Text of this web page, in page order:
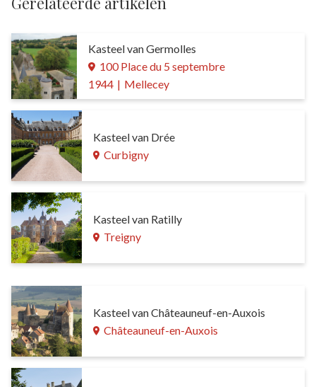
Kasteel van Germolles
100 Place du 5 septembre
1944 | Mellecey
Kasteel van Drée
Curbigny
Kasteel van Ratilly
Treigny
Kasteel van Châteauneuf-en-Auxois
Châteauneuf-en-Auxois